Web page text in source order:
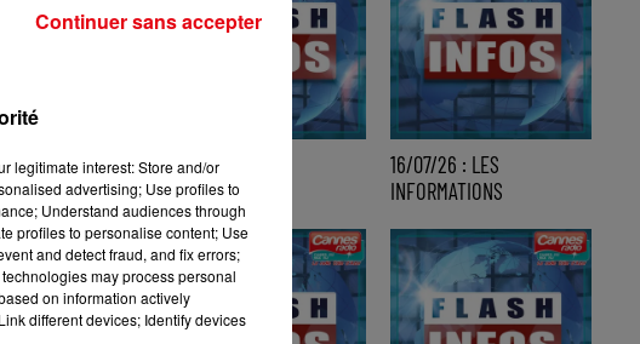
17/07/26 : LES
INFORMATIONS
16/07/26 : LES
INFORMATIONS
legitimate interest: Store and/or
advertising; Use profiles to
Understand audiences through
profiles to personalise content; Use
and detect fraud, and fix errors;
may process personal
on information actively
different devices; Identify devices
Continuer sans accepter